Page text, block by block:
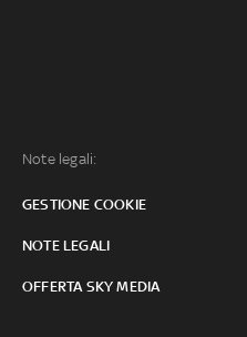
Note legali:
GESTIONE COOKIE
NOTE LEGALI
OFFERTA SKY MEDIA